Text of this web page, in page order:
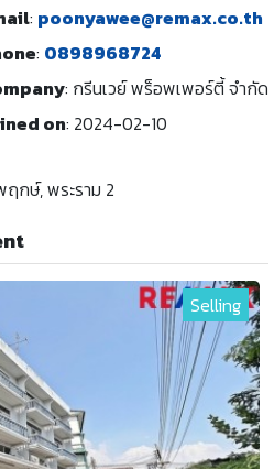
: poonyawee@remax.co.th
: 0898968724
: กรีนเวย์ พร็อพเพอร์ตี้ จำกัด
on: 2024-02-10
กษ์, พระราม 2
Selling